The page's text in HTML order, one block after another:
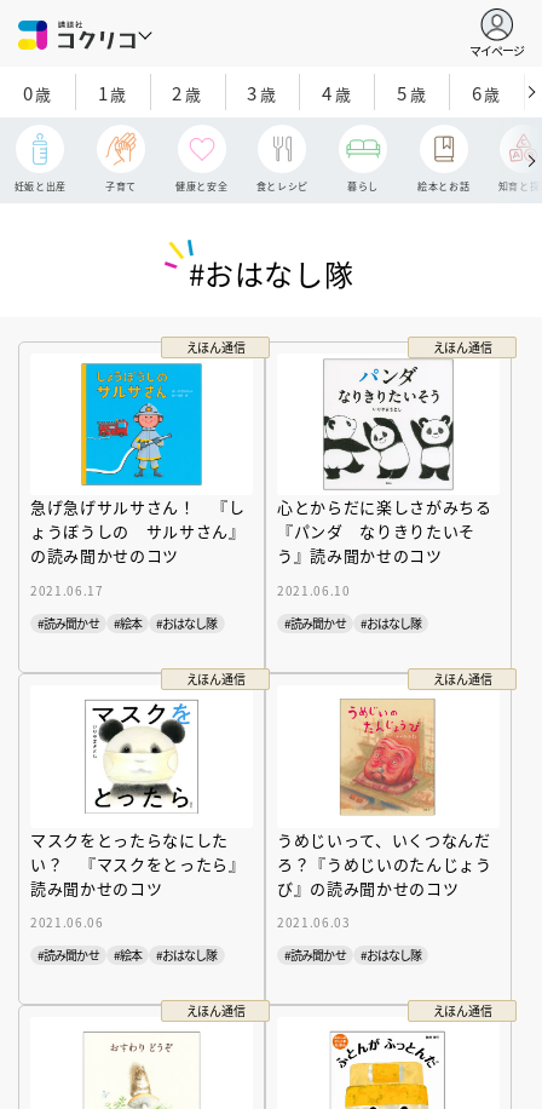
マイページ
0歳 1歳 2 歳 3歳 4歳 5歳 6歳
妊娠と出産 子育て 健康と安全 食とレシピ 暮らし 絵本とお話 知育と探
#おはなし隊
えほん通信
急げ急げサルサさん！ 『し
ょうぼうしの サルサさん』
の読み聞かせのコツ
2021.06.17
#読み聞かせ
#絵本 #おはなし隊
えほん通信
心とからだに楽しさがみちる
『パンダ なりきりたいそ
う』読み聞かせのコツ
2021.06.10
#読み聞かせ
#おはなし隊
えほん通信
マスクをとったらなにした
い？ 『マスクをとったら』
読み聞かせのコツ
2021.06.06
#読み聞かせ
#絵本 #おはなし隊
えほん通信
うめじいって、いくつなんだ
ろ？『うめじいのたんじょう
び』の読み聞かせのコツ
2021.06.03
#読み聞かせ
#おはなし隊
えほん通信 えほん通信